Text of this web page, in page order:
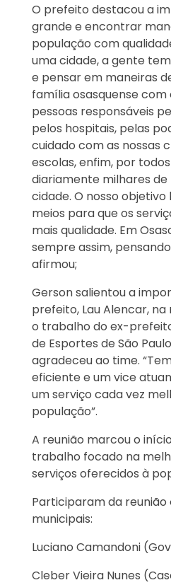
O prefeito destacou a
grande e encontrar
população com
uma cidade, a gente
e pensar em maneiras
família osasquense com
pessoas responsáveis
pelos hospitais, pelas
cuidado com as nossas
escolas, enfim, por
diariamente milhares de
cidade. O nosso objetivo
meios para que os
mais qualidade. Em
sempre assim,
afirmou;
Gerson salientou a
prefeito, Lau Alencar,
o trabalho do ex-
de Esportes de São
agradeceu ao time.
eficiente e um vice
um serviço cada vez
população”.
A reunião marcou o
trabalho focado na
serviços oferecidos à
Participaram da reunião
municipais:
Luciano Camandoni
Cleber Vieira Nunes